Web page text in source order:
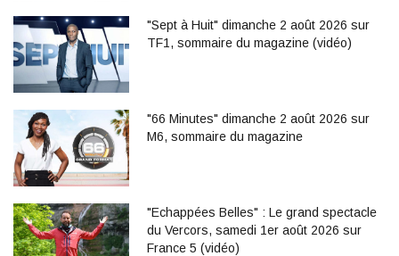
"Sept à Huit" dimanche 2 août 2026 sur
TF1, sommaire du magazine (vidéo)
"66 Minutes" dimanche 2 août 2026 sur
M6, sommaire du magazine
"Echappées Belles" : Le grand spectacle
du Vercors, samedi 1er août 2026 sur
France 5 (vidéo)